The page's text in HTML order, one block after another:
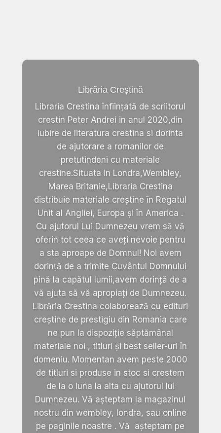
Librăria Creștină
Libraria Crestina înființată de scriitorul
crestin Peter Andrei in anul 2020,din
iubire de literatura crestina si dorinta
de ajutorare a romanilor de
pretutindeni cu materiale
crestine.Situata in Londra,Wembley,
Marea Britanie,Libraria Crestina
distribuie materiale creștine în Regatul
Unit al Angliei, Europa și în America .
Cu ajutorul Lui Dumnezeu vrem să vă
oferin tot ceea ce aveți nevoie pentru
a sta aproape de Domnul! Noi avem
dorință de a trimite Cuvântul Domnului
pină la capătul lumii,avem dorință de a
vă ajuta să vă apropiați de Dumnezeu.
Librăria Crestina colaborează cu edituri
creștine de prestigiu din Romania care
ne pun la dispoziție săptămânal
materiale noi , titluri și best seller-uri în
domeniu. Momentan avem peste 2000
de titluri si produse in stoc si crestem
de la o luna la alta cu ajutorul lui
Dumnezeu. Vă așteptam la magazinul
nostru din wembley, londra, sau online
pe paginile noastre . Vă așteptam pe